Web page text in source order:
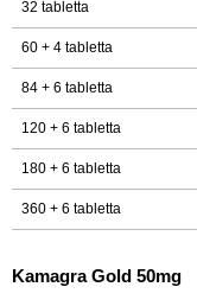
32 tabletta
60 + 4 tabletta
84 + 6 tabletta
120 + 6 tabletta
180 + 6 tabletta
360 + 6 tabletta
Kamagra Gold 50mg